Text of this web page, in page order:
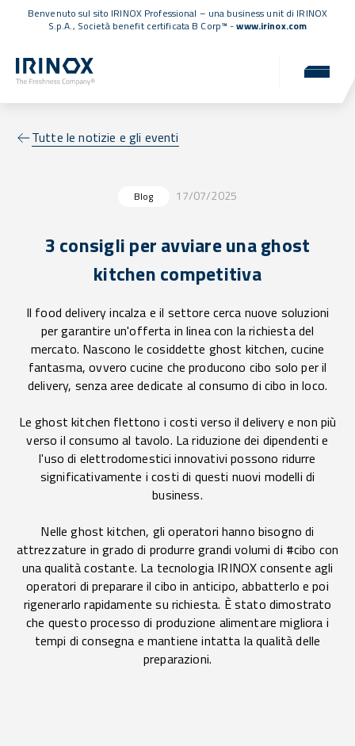
Benvenuto sul sito IRINOX Professional – una business unit di IRINOX
S.p.A., Società benefit certificata B Corp™ -www.irinox.com
Tutte le notizie e gli eventi
Blog 17/07/2025
3 consigli per avviare una ghost
kitchen competitiva
Il food delivery incalza e il settore cerca nuove soluzioni
per garantire un'offerta in linea con la richiesta del
mercato. Nascono le cosiddette ghost kitchen, cucine
fantasma, ovvero cucine che producono cibo solo per il
delivery, senza aree dedicate al consumo di cibo in loco.
Le ghost kitchen flettono i costi verso il delivery e non più
verso il consumo al tavolo. La riduzione dei dipendenti e
l'uso di elettrodomestici innovativi possono ridurre
significativamente i costi di questi nuovi modelli di
business.
Nelle ghost kitchen, gli operatori hanno bisogno di
attrezzature in grado di produrre grandi volumi di #cibo con
una qualità costante. La tecnologia IRINOX consente agli
operatori di preparare il cibo in anticipo, abbatterlo e poi
rigenerarlo rapidamente su richiesta. È stato dimostrato
che questo processo di produzione alimentare migliora i
tempi di consegna e mantiene intatta la qualità delle
preparazioni.